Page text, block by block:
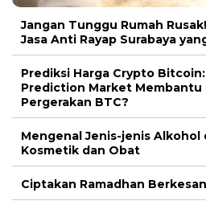
Jangan Tunggu Rumah
Jasa Anti Rayap Surabaya
Prediksi Harga Crypto
Prediction Market Membantu
Pergerakan BTC?
Mengenal Jenis-jenis Alkohol
Kosmetik dan Obat
Ciptakan Ramadhan